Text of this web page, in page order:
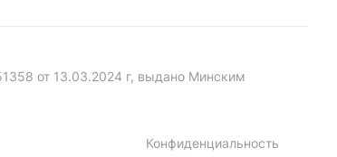
от 13.03.2024 г, выдано Минским
Конфиденциальность